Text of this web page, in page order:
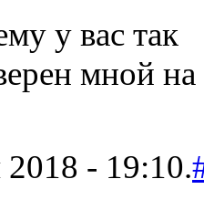
у вас так
мной
- 19:10.